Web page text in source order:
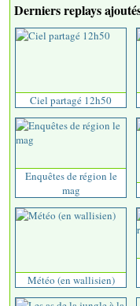
Derniers replays
Ciel partagé 12h50
Enquêtes de région le
mag
Météo (en wallisien)